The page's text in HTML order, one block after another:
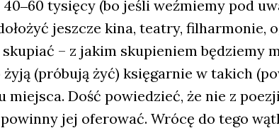
tysię­cy (bo jeśli weź­mie­my pod
jesz­cze kina, teatry, fil­har­mo­nie,
– z jakim sku­pie­niem będzie­my
żyją (pró­bu­ją żyć) księ­gar­nie w takich
miej­sca. Dość powie­dzieć, że nie z
jej ofe­ro­wać. Wró­cę do tego